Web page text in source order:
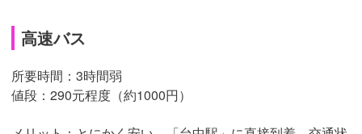
高速バス
所要時間：3時間弱
値段：290元程度（約1000円）